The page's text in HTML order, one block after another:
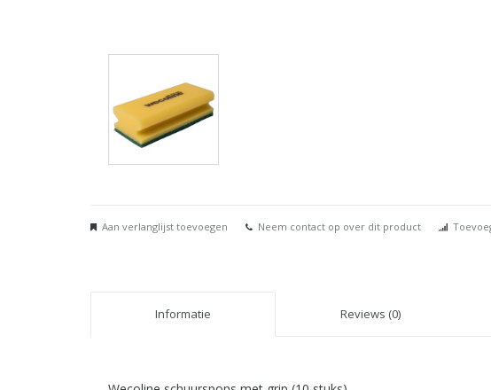
Aan verlanglijst toevoegen Neem contact op over dit product
Informatie Reviews (0)